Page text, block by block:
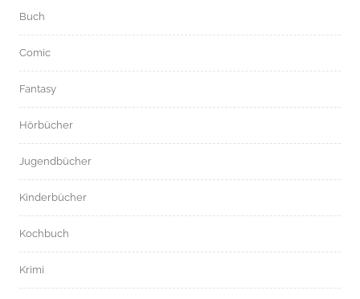
Buch
Comic
Fantasy
Hörbücher
Jugendbücher
Kinderbücher
Kochbuch
Krimi